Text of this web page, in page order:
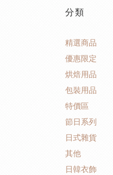
分類
精選商品
優惠限定
烘焙用品
包裝用品
特價區
節日系列
日式雜貨
其他
日韓衣飾